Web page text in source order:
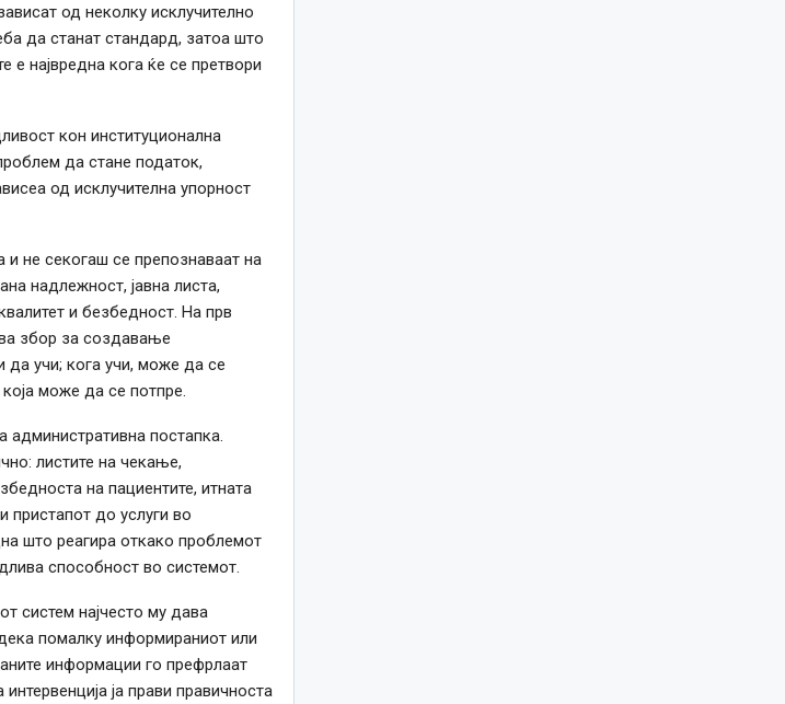
од неколку исклучително
да станат стандард, затоа што
е највредна кога ќе се претвори
кон институционална
да стане податок,
од исклучителна упорност
не секогаш се препознаваат на
надлежност, јавна листа,
и безбедност. На прв
збор за создавање
да учи; кога учи, може да се
може да се потпре.
постапка.
листите на чекање,
на пациентите, итната
пристапот до услуги во
што реагира откако проблемот
способност во системот.
систем најчесто му дава
помалку информираниот или
информации го префрлаат
ја прави правичноста